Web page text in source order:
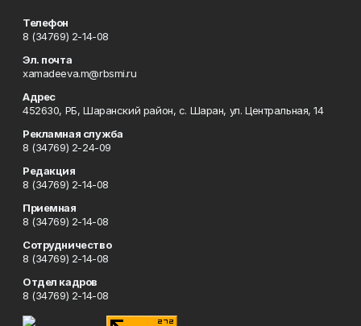
Телефон
8 (34769) 2-14-08
Эл. почта
xamadeeva.m@rbsmi.ru
Адрес
452630, РБ, Шаранский район, с. Шаран, ул. Центральная, 14
Рекламная служба
8 (34769) 2-24-09
Редакция
8 (34769) 2-14-08
Приемная
8 (34769) 2-14-08
Сотрудничество
8 (34769) 2-14-08
Отдел кадров
8 (34769) 2-14-08